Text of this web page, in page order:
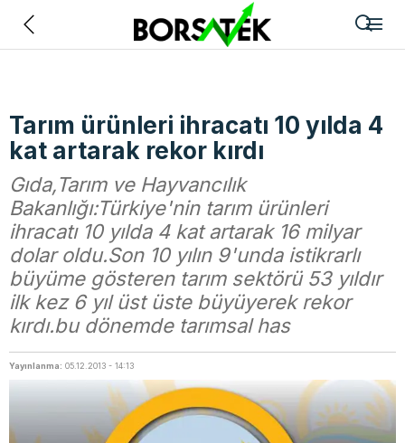
Tarım ürünleri ihracatı 10 yılda 4
kat artarak rekor kırdı
Gıda,Tarım ve Hayvancılık
Bakanlığı:Türkiye'nin tarım ürünleri
ihracatı 10 yılda 4 kat artarak 16 milyar
dolar oldu.Son 10 yılın 9'unda istikrarlı
büyüme gösteren tarım sektörü 53 yıldır
ilk kez 6 yıl üst üste büyüyerek rekor
kırdı.bu dönemde tarımsal has
Yayınlanma: 05.12.2013 - 14:13